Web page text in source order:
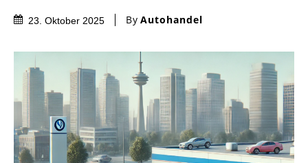
23. Oktober 2025 By Autohandel